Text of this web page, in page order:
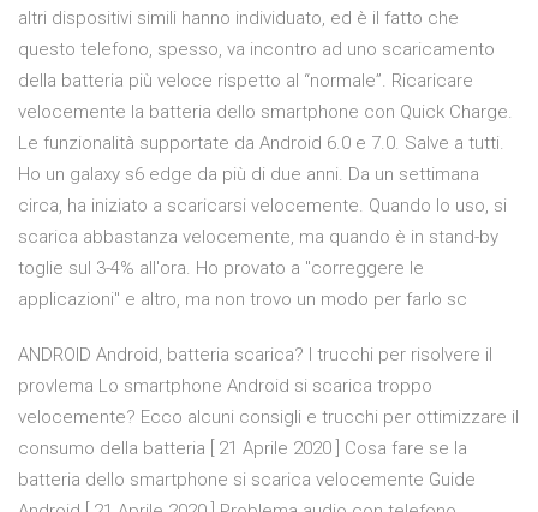
altri dispositivi simili hanno individuato, ed è il fatto che
questo telefono, spesso, va incontro ad uno scaricamento
della batteria più veloce rispetto al “normale”. Ricaricare
velocemente la batteria dello smartphone con Quick Charge.
Le funzionalità supportate da Android 6.0 e 7.0. Salve a tutti.
Ho un galaxy s6 edge da più di due anni. Da un settimana
circa, ha iniziato a scaricarsi velocemente. Quando lo uso, si
scarica abbastanza velocemente, ma quando è in stand-by
toglie sul 3-4% all'ora. Ho provato a "correggere le
applicazioni" e altro, ma non trovo un modo per farlo sc
ANDROID Android, batteria scarica? I trucchi per risolvere il
provlema Lo smartphone Android si scarica troppo
velocemente? Ecco alcuni consigli e trucchi per ottimizzare il
consumo della batteria [ 21 Aprile 2020 ] Cosa fare se la
batteria dello smartphone si scarica velocemente Guide